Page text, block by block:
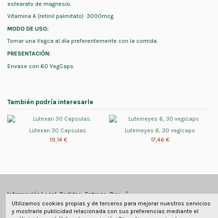
estearato de magnesio.
Vitamina A (retinil palmitato) 3000mcg
MODO DE USO:
Tomar una Vegca al día preferentemente con la comida.
PRESENTACIÓN:
Envase con 60 VegCaps.
También podría interesarle
Lutexan 30 Capsulas.
19,14 €
Luteineyes 6, 30 vegicaps
17,46 €
Información Legal, Pedidos, Entrega, Dev
Información de contacto
Utilizamos cookies propias y de terceros para mejorar nuestros servicios
y mostrarle publicidad relacionada con sus preferencias mediante el